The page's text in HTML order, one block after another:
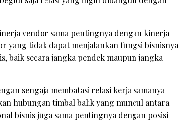
vendor sama pentingnya dengan kinerja
yang tidak dapat menjalankan fungsi bisnisnya
baik secara jangka pendek maupun jangka
sengaja membatasi relasi kerja samanya
hubungan timbal balik yang muncul antara
bisnis juga sama pentingnya dengan posisi